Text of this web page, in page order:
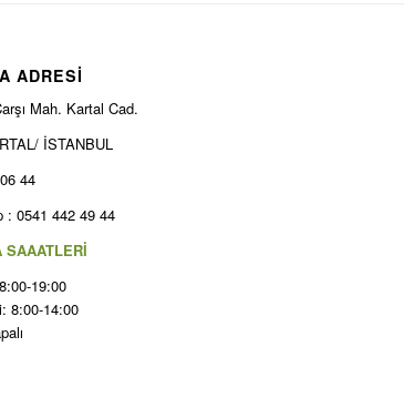
ADRESİ
Mah. Kartal Cad.
İSTANBUL
44
: 0541 442 49 44
SAAATLERİ
19:00
8:00-14:00